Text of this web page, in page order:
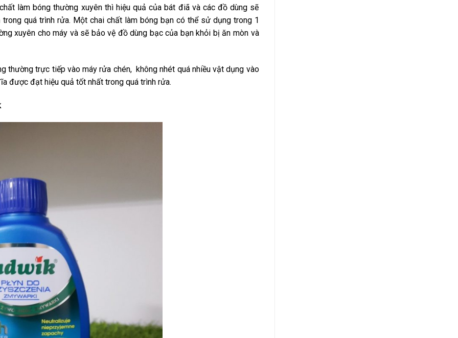
làm bóng thường xuyên thì hiệu quả của bát điã và các đồ dùng sẽ
quá trình rửa. Một chai chất làm bóng bạn có thể sử dụng trong 1
xuyên cho máy và sẽ bảo vệ đồ dùng bạc của bạn khỏi bị ăn mòn và
thường trực tiếp vào máy rửa chén, không nhét quá nhiều vật dụng vào
được đạt hiệu quả tốt nhất trong quá trình rửa.